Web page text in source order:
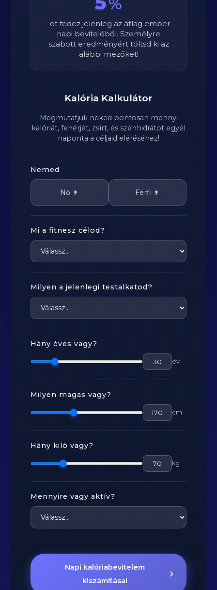
-ot fedez jelenleg az átlag ember
napi beviteléből. Személyre
szabott eredményért töltsd ki az
alábbi mezőket!
Kalória Kalkulátor
Megmutatjuk neked pontosan mennyi
kalóriát, fehérjét, zsírt, és szénhidrátot egyél
naponta a céljaid eléréséhez!
Nemed
Nő 👩 Férfi 👨
Mi a fitnesz célod?
Milyen a jelenlegi testalkatod?
Hány éves vagy?
év
Milyen magas vagy?
cm
Hány kiló vagy?
kg
Mennyire vagy aktív?
Napi kalóriabevitelem
kiszámítása!